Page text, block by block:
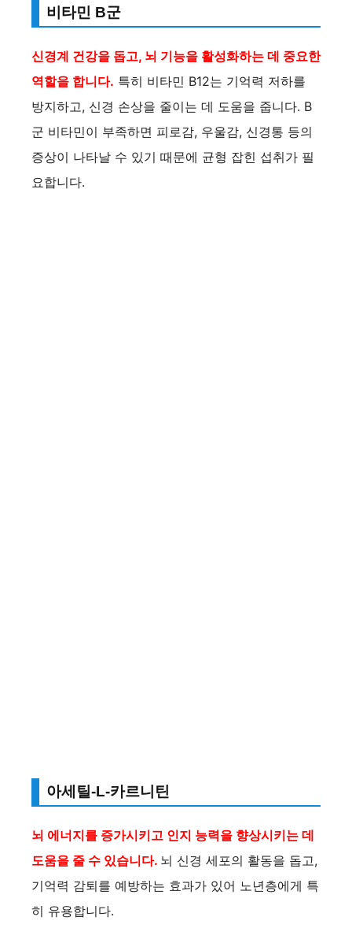
비타민 B군
신경계 건강을 돕고, 뇌 기능을 활성화하는 데 중요한
역할을 합니다. 특히 비타민 B12는 기억력 저하를
방지하고, 신경 손상을 줄이는 데 도움을 줍니다. B
군 비타민이 부족하면 피로감, 우울감, 신경통 등의
증상이 나타날 수 있기 때문에 균형 잡힌 섭취가 필
요합니다.
아세틸-L-카르니틴
뇌 에너지를 증가시키고 인지 능력을 향상시키는 데
도움을 줄 수 있습니다. 뇌 신경 세포의 활동을 돕고,
기억력 감퇴를 예방하는 효과가 있어 노년층에게 특
히 유용합니다.